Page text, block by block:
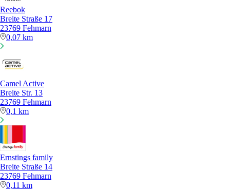
Reebok
Breite Straße 17
23769 Fehmarn
0,07 km
Camel Active
Breite Str. 13
23769 Fehmarn
0,1 km
Ernstings family
Breite Straße 14
23769 Fehmarn
0,11 km